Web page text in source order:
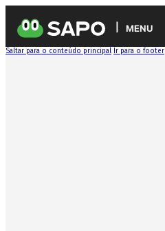
MENU
Saltar para o conteúdo principal Ir para o footer